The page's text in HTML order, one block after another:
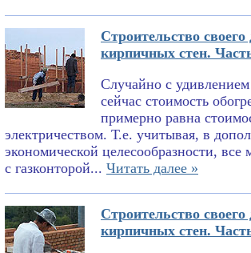
Строительство
кирпичных стен.
Случайно с
сейчас стоимость
примерно равна
электричеством. Т.е. учитывая, в
экономической целесообразности,
с газконторой... Читать далее »
Строительство
кирпичных стен.